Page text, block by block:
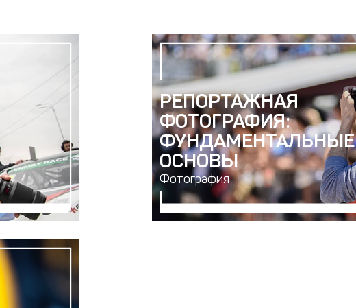
РЕПОРТАЖНАЯ
ФОТОГРАФИЯ:
ФУНДАМЕНТАЛЬНЫЕ
ОСНОВЫ
Фотография